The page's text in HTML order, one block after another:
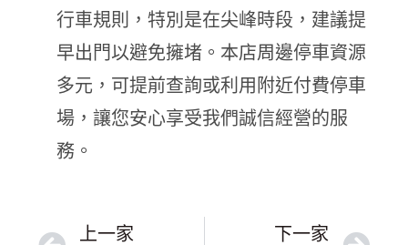
行車規則，特別是在尖峰時段，建議提
早出門以避免擁堵。本店周邊停車資源
多元，可提前查詢或利用附近付費停車
場，讓您安心享受我們誠信經營的服
務。
上一家 下一家